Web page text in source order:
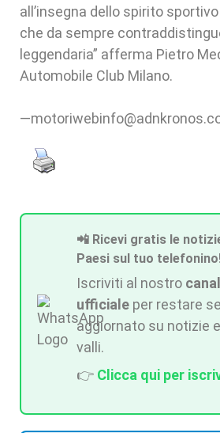
all’insegna dello spirito
che da sempre
leggendaria” afferma Pietro
Automobile Club Milano.
📲 Ricevi gratis le
Paesi sul tuo
Iscriviti al nostro
ufficiale per restare
aggiornato su notizie
valli.
👉 Clicca qui per